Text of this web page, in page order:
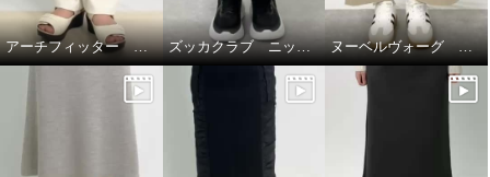
アーチフィッター ダブルベルトミュール１３０☆ ズッカクラブ ニットスニーカー☆ ヌーベルヴォーグ ローカットスニーカー☆